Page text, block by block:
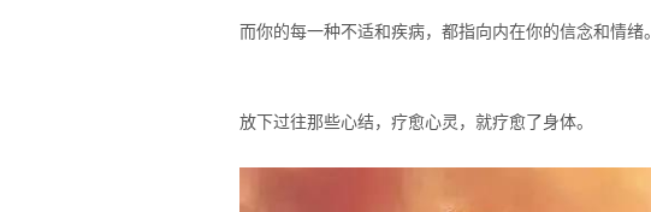
而你的每一种不适和疾病，都指向内在你的信念和情绪。
放下过往那些心结，疗愈心灵，就疗愈了身体。